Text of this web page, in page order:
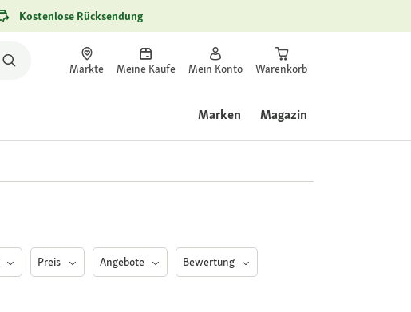
Kostenlose Rücksendung
Märkte Meine Käufe Mein Konto Warenkorb
Marken Magazin
Preis Angebote Bewertung